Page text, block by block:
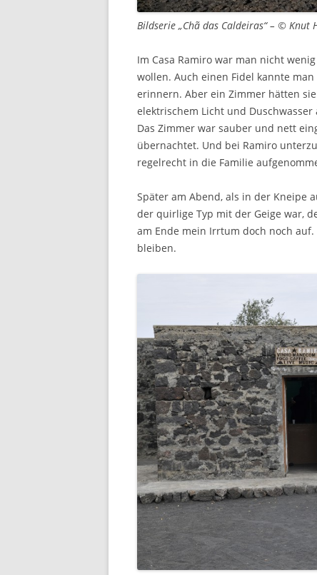
Bildserie „Chã das Caldeiras“ – © Knut
Im Casa Ramiro war man nicht
wollen. Auch einen Fidel kannte
erinnern. Aber ein Zimmer hätten
elektrischem Licht und
Das Zimmer war sauber und nett
übernachtet. Und bei Ramiro
regelrecht in die Familie
Später am Abend, als in der Kneipe
der quirlige Typ mit der Geige war,
am Ende mein Irrtum doch noch
bleiben.